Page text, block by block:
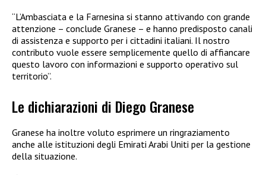
“L’Ambasciata e la Farnesina si stanno attivando con grande
attenzione – conclude Granese – e hanno predisposto canali
di assistenza e supporto per i cittadini italiani. Il nostro
contributo vuole essere semplicemente quello di affiancare
questo lavoro con informazioni e supporto operativo sul
territorio”.
Le dichiarazioni di Diego Granese
Granese ha inoltre voluto esprimere un ringraziamento
anche alle istituzioni degli Emirati Arabi Uniti per la gestione
della situazione.